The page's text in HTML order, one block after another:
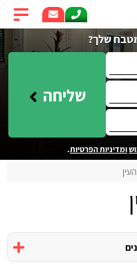
שלך?
שליחה
ומדיניות הפרטיות.